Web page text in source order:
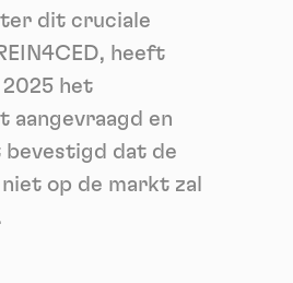
dit cruciale
heeft
het
aangevraagd en
bevestigd dat de
niet op de markt zal